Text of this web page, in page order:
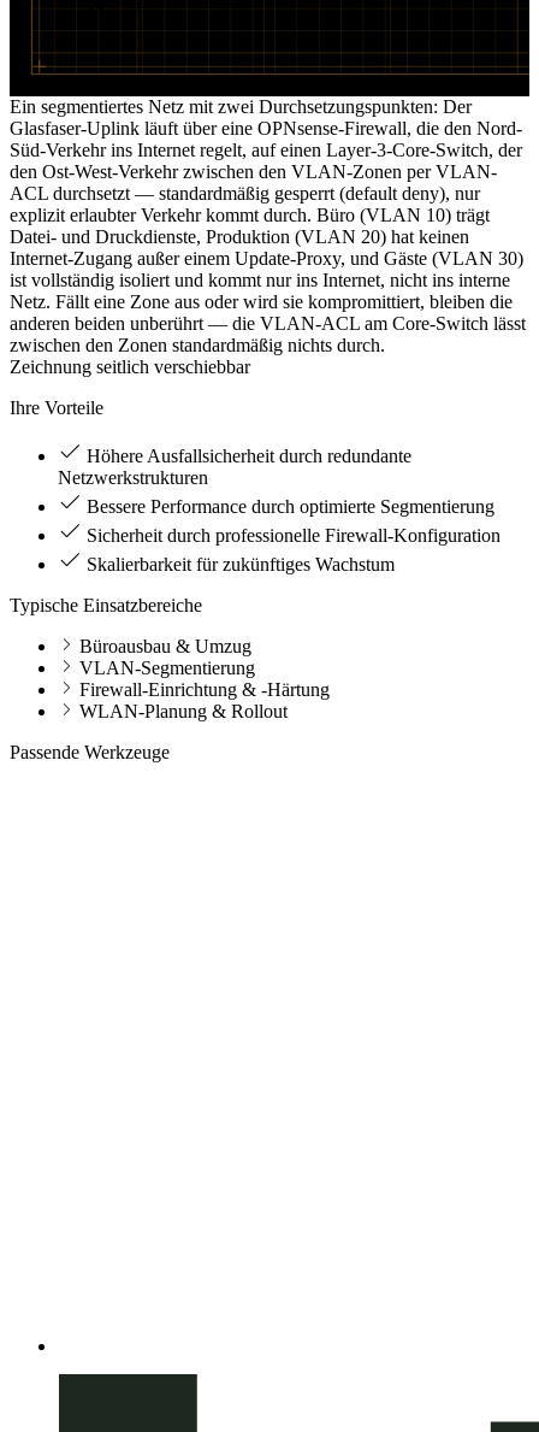
Ein segmentiertes Netz mit zwei Durchsetzungspunkten: Der
Glasfaser-Uplink läuft über eine OPNsense-Firewall, die den Nord-
Süd-Verkehr ins Internet regelt, auf einen Layer-3-Core-Switch, der
den Ost-West-Verkehr zwischen den VLAN-Zonen per VLAN-
ACL durchsetzt — standardmäßig gesperrt (default deny), nur
explizit erlaubter Verkehr kommt durch. Büro (VLAN 10) trägt
Datei- und Druckdienste, Produktion (VLAN 20) hat keinen
Internet-Zugang außer einem Update-Proxy, und Gäste (VLAN 30)
ist vollständig isoliert und kommt nur ins Internet, nicht ins interne
Netz. Fällt eine Zone aus oder wird sie kompromittiert, bleiben die
anderen beiden unberührt — die VLAN-ACL am Core-Switch lässt
zwischen den Zonen standardmäßig nichts durch.
Zeichnung seitlich verschiebbar
Ihre Vorteile
Höhere Ausfallsicherheit durch redundante
Netzwerkstrukturen
Bessere Performance durch optimierte Segmentierung
Sicherheit durch professionelle Firewall-Konfiguration
Skalierbarkeit für zukünftiges Wachstum
Typische Einsatzbereiche
Büroausbau & Umzug
VLAN-Segmentierung
Firewall-Einrichtung & -Härtung
WLAN-Planung & Rollout
Passende Werkzeuge